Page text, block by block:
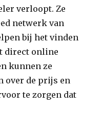
verloopt. Ze
netwerk van
bij het vinden
direct online
kunnen ze
over de prijs en
te zorgen dat